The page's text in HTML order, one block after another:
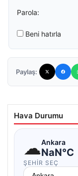
Parola:
Beni hatırla
Paylaş:
Hava Durumu
☁Ankara
NaN°C
ŞEHIR SEÇ